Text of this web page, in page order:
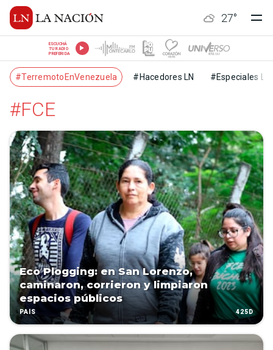
27°
ESCUCHÁ
TU RADIO
PREFERIDA
#TerremotoEnVenezuela #Hacedores LN #Especiales LN
#FCE
Eco Plogging: en San Lorenzo,
caminaron, corrieron y limpiaron
espacios públicos
PAÍS 425D